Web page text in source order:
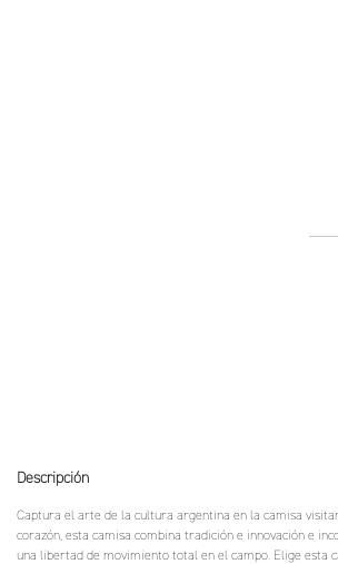
Descripción
Captura el arte de la cultura argentina en la camisa
corazón, esta camisa combina tradición e innovación e
una libertad de movimiento total en el campo. Elige esta